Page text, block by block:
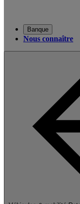
Banque
Nous connaître